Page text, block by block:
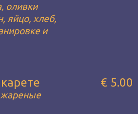
оливки
яйцо, хлеб,
и
€ 5.00